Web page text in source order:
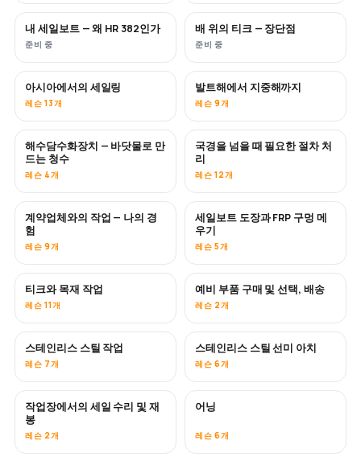
곧 공개
내 세일보트 — 왜 HR 382인가
준비 중
곧 공개
배 위의 티크 — 장단점
준비 중
곧 공개
아시아에서의 세일링
레슨 13개
곧 공개
발트해에서 지중해까지
레슨 9개
곧 공개
해수담수화장치 — 바닷물로 만
드는 청수
레슨 4개
국경을 넘을 때 필요한 절차 처
리
레슨 12개
곧 공개
계약업체와의 작업 — 나의 경
험
레슨 9개
곧 공개
세일보트 도장과 FRP 구멍 메
우기
레슨 5개
티크와 목재 작업
레슨 11개
곧 공개
예비 부품 구매 및 선택, 배송
레슨 2개
곧 공개
스테인리스 스틸 작업
레슨 7개
스테인리스 스틸 선미 아치
레슨 6개
곧 공개
작업장에서의 세일 수리 및 재
봉
레슨 2개
어닝
레슨 6개